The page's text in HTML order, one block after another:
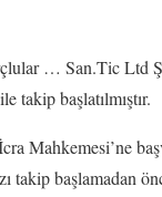
… San.Tic Ltd
takip başlatılmıştır.
Mahkemesi’ne
takip başlamadan